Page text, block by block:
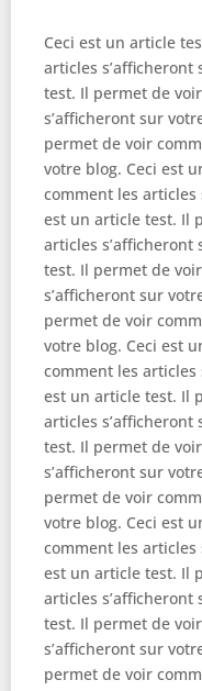
Ceci est un article
articles
test. Il permet de
s’afficheront sur
permet de voir
votre blog. Ceci est
comment les articles
est un article test. Il
articles
test. Il permet de
s’afficheront sur
permet de voir
votre blog. Ceci est
comment les articles
est un article test. Il
articles
test. Il permet de
s’afficheront sur
permet de voir
votre blog. Ceci est
comment les articles
est un article test. Il
articles
test. Il permet de
s’afficheront sur
permet de voir